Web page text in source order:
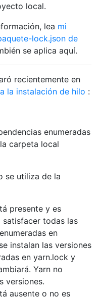
local.
lea mi
lock.json de
se aplica aquí.
recientemente en
la instalación de hilo :
enumeradas
carpeta local
se utiliza de la
presente y es
satisfacer todas las
en
instalan las versiones
en yarn.lock y
Yarn no
versiones.
ausente o no es